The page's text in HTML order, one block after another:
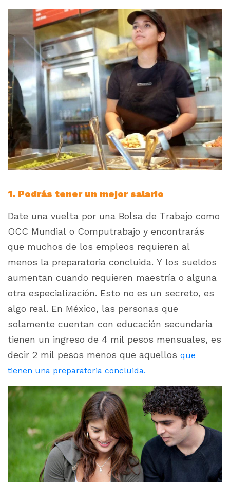
1. Podrás tener un mejor salario
Date una vuelta por una Bolsa de Trabajo como
OCC Mundial o Computrabajo y encontrarás
que muchos de los empleos requieren al
menos la preparatoria concluida. Y los sueldos
aumentan cuando requieren maestría o alguna
otra especialización. Esto no es un secreto, es
algo real. En México, las personas que
solamente cuentan con educación secundaria
tienen un ingreso de 4 mil pesos mensuales, es
decir 2 mil pesos menos que aquellos que
tienen una preparatoria concluida.